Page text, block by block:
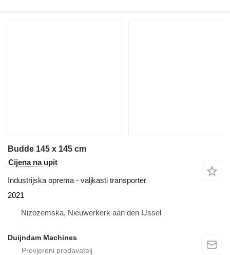
Budde 145 x 145 cm
Cijena na upit
Industrijska oprema - valjkasti transporter
2021
Nizozemska, Nieuwerkerk aan den IJssel
Duijndam Machines